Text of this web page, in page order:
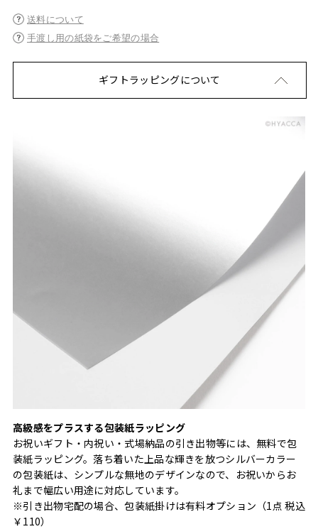
送料について
手渡し用の紙袋をご希望の場合
ギフトラッピングについて
高級感をプラスする包装紙ラッピング
お祝いギフト・内祝い・式場納品の引き出物等には、無料で包
装紙ラッピング。落ち着いた上品な輝きを放つシルバーカラー
の包装紙は、シンプルな無地のデザインなので、お祝いからお
礼まで幅広い用途に対応しています。
※引き出物宅配の場合、包装紙掛けは有料オプション（1点 税込
￥110）